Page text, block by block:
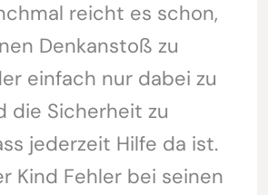
reicht es schon,
Denkanstoß zu
einfach nur dabei zu
die Sicherheit zu
jederzeit Hilfe da ist.
Kind Fehler bei seinen